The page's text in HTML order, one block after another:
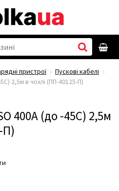
пристрої
Пускові кабелі
2,5м в чохлі (ПП-40125-П)
400А (до -45С) 2,5м
П)